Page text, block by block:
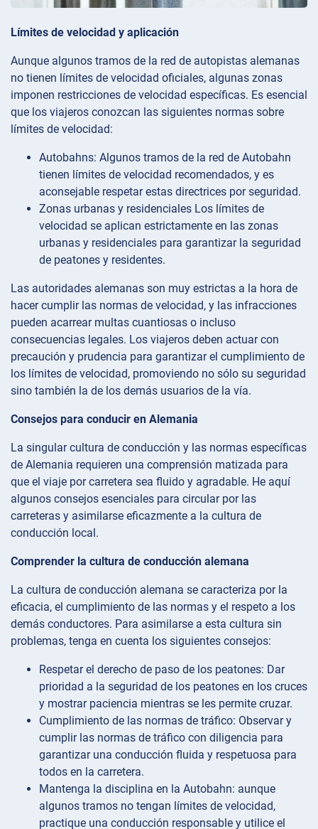
Límites de velocidad y aplicación
Aunque algunos tramos de la red de autopistas alemanas
no tienen límites de velocidad oficiales, algunas zonas
imponen restricciones de velocidad específicas. Es esencial
que los viajeros conozcan las siguientes normas sobre
límites de velocidad:
Autobahns: Algunos tramos de la red de Autobahn
tienen límites de velocidad recomendados, y es
aconsejable respetar estas directrices por seguridad.
Zonas urbanas y residenciales Los límites de
velocidad se aplican estrictamente en las zonas
urbanas y residenciales para garantizar la seguridad
de peatones y residentes.
Las autoridades alemanas son muy estrictas a la hora de
hacer cumplir las normas de velocidad, y las infracciones
pueden acarrear multas cuantiosas o incluso
consecuencias legales. Los viajeros deben actuar con
precaución y prudencia para garantizar el cumplimiento de
los límites de velocidad, promoviendo no sólo su seguridad
sino también la de los demás usuarios de la vía.
Consejos para conducir en Alemania
La singular cultura de conducción y las normas específicas
de Alemania requieren una comprensión matizada para
que el viaje por carretera sea fluido y agradable. He aquí
algunos consejos esenciales para circular por las
carreteras y asimilarse eficazmente a la cultura de
conducción local.
Comprender la cultura de conducción alemana
La cultura de conducción alemana se caracteriza por la
eficacia, el cumplimiento de las normas y el respeto a los
demás conductores. Para asimilarse a esta cultura sin
problemas, tenga en cuenta los siguientes consejos:
Respetar el derecho de paso de los peatones: Dar
prioridad a la seguridad de los peatones en los cruces
y mostrar paciencia mientras se les permite cruzar.
Cumplimiento de las normas de tráfico: Observar y
cumplir las normas de tráfico con diligencia para
garantizar una conducción fluida y respetuosa para
todos en la carretera.
Mantenga la disciplina en la Autobahn: aunque
algunos tramos no tengan límites de velocidad,
practique una conducción responsable y utilice el